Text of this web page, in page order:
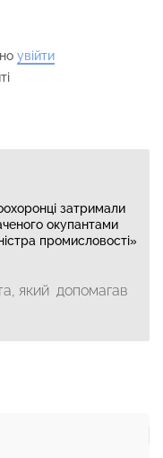
увійти
затримали
окупантами
промисловості»
який допомагав